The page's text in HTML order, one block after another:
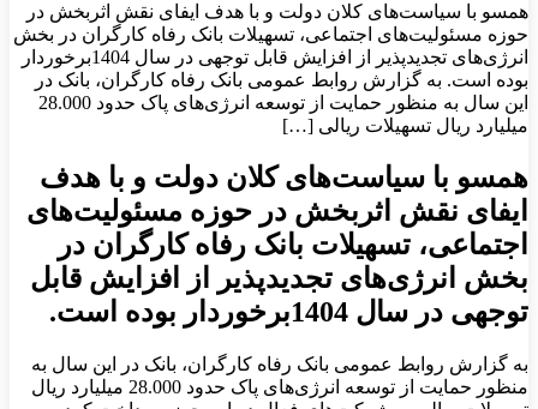
همسو با سیاست‌های کلان دولت و با هدف ایفای نقش اثربخش در
حوزه مسئولیت‌های اجتماعی، تسهیلات بانک رفاه کارگران در بخش
انرژی‌‌های تجدیدپذیر از افزایش قابل توجهی در سال 1404برخوردار
بوده است. به گزارش روابط عمومی بانک رفاه کارگران، بانک در
این سال به منظور حمایت از توسعه انرژی‌های پاک حدود 28.000
میلیارد ریال تسهیلات ریالی […]
همسو با سیاست‌های کلان دولت و با هدف
ایفای نقش اثربخش در حوزه مسئولیت‌های
اجتماعی، تسهیلات بانک رفاه کارگران در
بخش انرژی‌‌های تجدیدپذیر از افزایش قابل
توجهی در سال 1404برخوردار بوده است.
به گزارش روابط عمومی بانک رفاه کارگران، بانک در این سال به
منظور حمایت از توسعه انرژی‌های پاک حدود 28.000 میلیارد ریال